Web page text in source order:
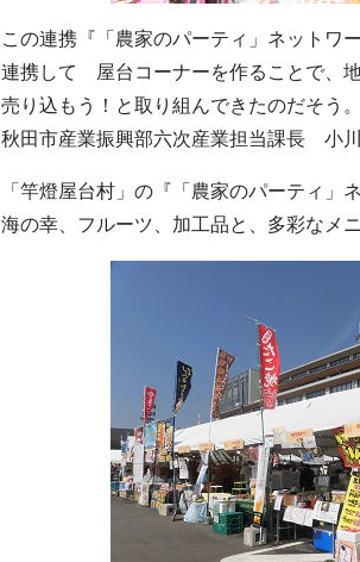
この連携『「農家のパーティ」ネットワ
連携して 屋台コーナーを作ることで、
売り込もう！と取り組んできたのだそう。
秋田市産業振興部六次産業担当課長 小
「竿燈屋台村」の『「農家のパーティ」
海の幸、フルーツ、加工品と、多彩なメ